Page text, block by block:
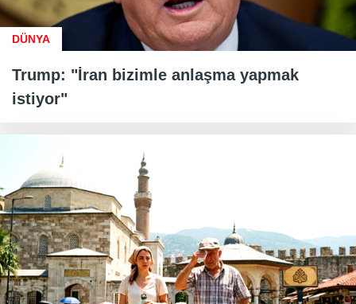
DÜNYA
Trump: "İran bizimle anlaşma yapmak
istiyor"